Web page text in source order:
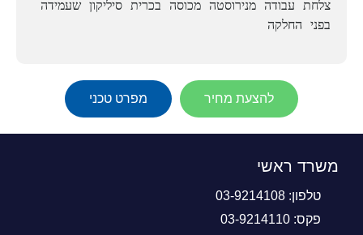
בפני החלקה
להצעת מחיר מפרט טכני
משרד ראשי
טלפון: 03-9214108
פקס: 03-9214110